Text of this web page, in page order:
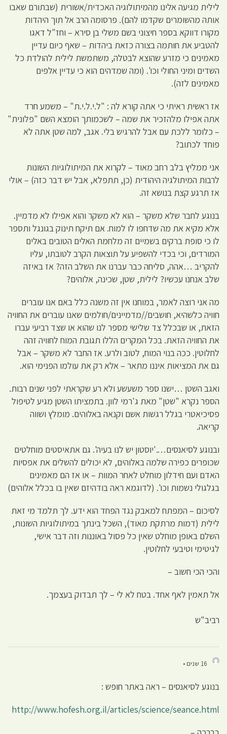
לילית מגיעה אלינו מהמיתולוגיה האכדית/אשורית (שבתורם שאבו
אותה מהשומרים שקדמו להם). פרסומה הרב אל תוך היהדות
מקורו דווקא בספר חיצוני בשם משלי בן סירא – וחז"ל דאגו
להטביע את חותמה בצורה כזאת ביהדות – שאף כיום עדיין
מאמינים כי מזרע שהוצא לבטלה, משתמשת לילית להולדת כל
השדים ומיני החולי וכו'. (ומה שמדהים הוא כי עדיין אלפים
מאמינים לזה).
אז ראשית ראיתי כי אתה קורא לה : "ל.י.ל.י.ת" – משמע חרד
אתה אפילו מלהזכיר את שמה – לשכמותך הומצא השם "פלונית"
– כלומר ללכת עם אבל להרגיש בלי. אגב, למה שטן אתה לא
פוחד לכתוב?
אני ממליץ בלב רחב מאוד – לקרוא את המיתולוגיות השונות
לרבות המיתולגיה היהודית (כן, תתפלא, אבל יש דבר כזה) – אולי
אז תרגע קצת בנושא זה.
בנוגע לחבר שלא משקר – הוא לא משקר והוא אפילו לא מדמיין.
אלא מקיא את מה שדחפו לו למוח. אם תיקח תינוק בגונגל ותספר
לו כי סופת ברקים בשמיים זה מלחמת האלים הטובים באלים
המורדים, וכי בכדי להשפיע על תוצאות הקרב לטובתו, עליו
להקריב …אהה, סליחה כבר עברנו את השלב הזה? אז באיזה
שלב אנחנו עכשיו? לילית, שטן, שכינה, אלוהים?
מה אני רוצה לאמר, במוחנו אין זה משנה כלל באם אנו עוברים
חוויה כלשהיא, חושבים//מדמיינים/חולמים שאנו עוברים את החוויה
הזאת, או שבכלל צד שלישי מספר לנו שהוא או שצד רביעי עברו
את החוויה הזאת. בכל המקרים הללו תגובת המוח לחוויה זהה
לחלוטין. ככה בנוי המוח, לטוב ולרע. אז החבר לא משקר – אבל
גם את המציאות איננו מתאר – אלא רק את עולמו הפנימי הוא.
ואגב השטן …ישנו ספר משעשע ולא רע שקראתי לפני שנים רבות.
הספר נקרא "שטן" מאת ג'רמי לוון. בתמציתו השטן מגיע לטיפול
פסיכיאטרי בגלל רגשות אשם וקנאה באלוהים. מומלץ ושווה
קריאה.
ובנוגע לסיאנסים….'יוסטון יש לנו בעיה'. גם אתאיסטים מוחלטים
שכופרים כפירה שלמה באלוהים, לא יכולים להשלים את אפסיות
האדם ועם חידלון מוחלט לאחר המוות – או אז הם מאמינים
בגלגולי נשמות וכו'. (לדוגמא ראה בודהיזם שאין בו בכלל אלוהים)
לסיכום – המפתח למאבק נגד הפחד הוא ידע. לך תלמד מי זאת
לילית (דמות מרתקת מאוד), השכל בינתך במיתולוגיות השונות,
השלם באופן מוחלט שאין כל פסול באוננות וזה דבר אישי,
לגיטימי וטיבעי לחלוטין.
והכי הכי חשוב –
אל תאמין לאף אחד. בטח לא לי – לך תבדוק בעצמך.
רביב"ש
16 שנים •
בנוגע לסיאנסים – ראה באתר חופש :
http://www.hofesh.org.il/articles/science/seance.html